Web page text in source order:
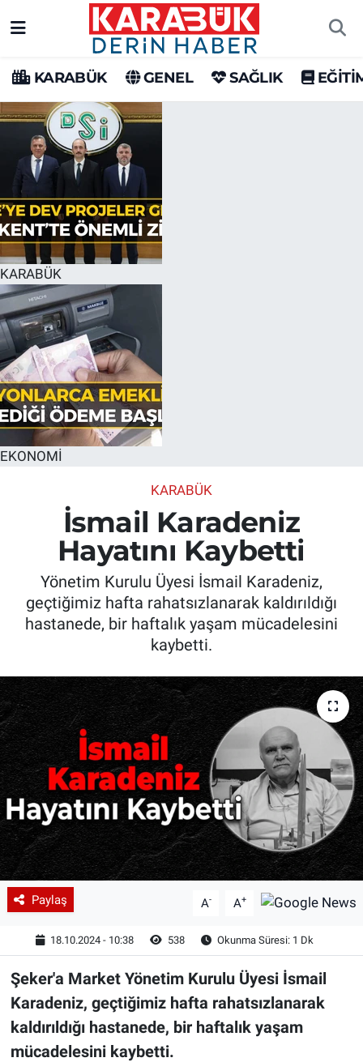
KARABÜK GENEL SAĞLIK
KARABÜK
EKONOMİ
KARABÜK
İsmail Karadeniz
Hayatını Kaybetti
Yönetim Kurulu Üyesi İsmail Karadeniz,
geçtiğimiz hafta rahatsızlanarak kaldırıldığı
hastanede, bir haftalık yaşam mücadelesini
kaybetti.
Paylaş A- A+
18.10.2024 - 10:38 538 Okunma Süresi: 1 Dk
Şeker'a Market Yönetim Kurulu Üyesi İsmail
Karadeniz, geçtiğimiz hafta rahatsızlanarak
kaldırıldığı hastanede, bir haftalık yaşam
mücadelesini kaybetti.
Karabük Hava Durumu
Karabük Trafik Yoğunluk Haritası
Süper Lig Puan Durumu ve Fikstür
Tüm Manşetler
Son Dakika Haberleri
Haber Arşivi